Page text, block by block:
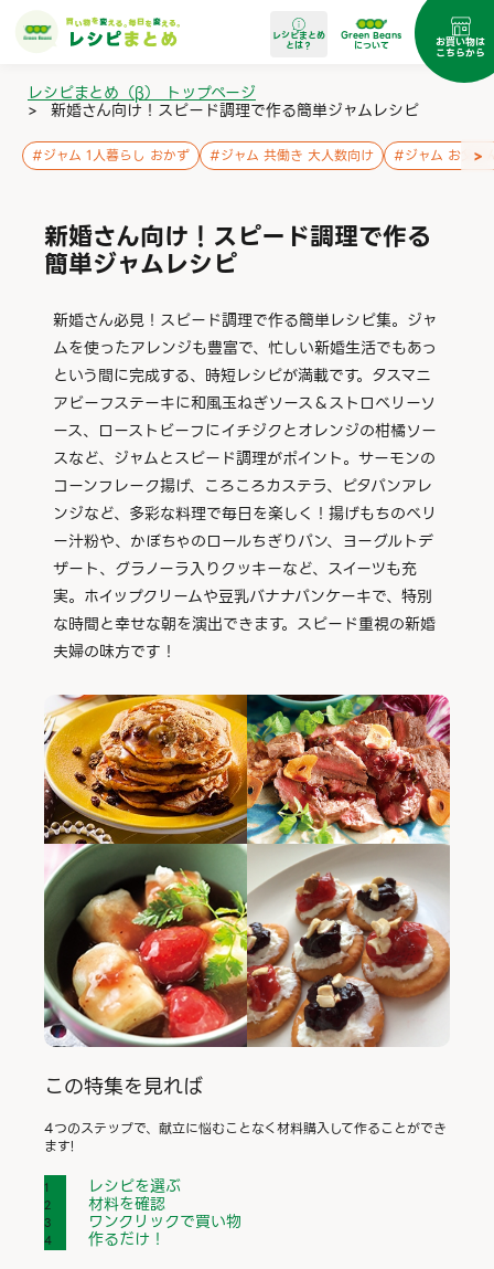
レシピまとめ
とは？
Green Beans
について お買い物は
こちらから
レシピまとめ（β） トップページ
> 新婚さん向け！スピード調理で作る簡単ジャムレシピ
#ジャム 1人暮らし おかず #ジャム 共働き 大人数向け #ジャム お父さ
>
新婚さん向け！スピード調理で作る
簡単ジャムレシピ
新婚さん必見！スピード調理で作る簡単レシピ集。ジャ
ムを使ったアレンジも豊富で、忙しい新婚生活でもあっ
という間に完成する、時短レシピが満載です。タスマニ
アビーフステーキに和風玉ねぎソース＆ストロベリーソ
ース、ローストビーフにイチジクとオレンジの柑橘ソー
スなど、ジャムとスピード調理がポイント。サーモンの
コーンフレーク揚げ、ころころカステラ、ピタパンアレ
ンジなど、多彩な料理で毎日を楽しく！揚げもちのベリ
ー汁粉や、かぼちゃのロールちぎりパン、ヨーグルトデ
ザート、グラノーラ入りクッキーなど、スイーツも充
実。ホイップクリームや豆乳バナナパンケーキで、特別
な時間と幸せな朝を演出できます。スピード重視の新婚
夫婦の味方です！
この特集を見れば
4つのステップで、献立に悩むことなく材料購入して作ることができ
ます!
レシピを選ぶ
材料を確認
ワンクリックで買い物
作るだけ！